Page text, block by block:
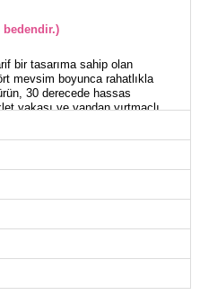
bir tasarıma sahip olan
mevsim boyunca rahatlıkla
30 derecede hassas
yakası ve yandan yırtmaçlı
getirir. Astarsız oluşu ve iç
ekstra rahatlık sunar. Elastik
sağlar. Taş detayları ile
Modelin üzerindeki 38 beden
ile birlikte sunulmaktadır.